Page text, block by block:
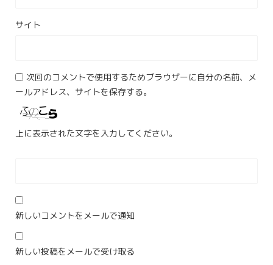
サイト
次回のコメントで使用するためブラウザーに自分の名前、メ
ールアドレス、サイトを保存する。
上に表示された文字を入力してください。
新しいコメントをメールで通知
新しい投稿をメールで受け取る